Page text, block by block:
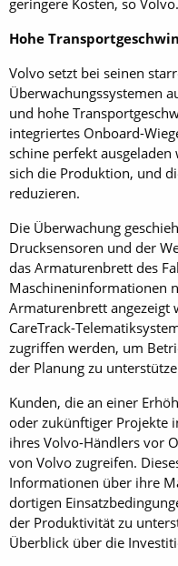
Hohe
Volvo setzt bei seinen
Überwachungssystemen
und hohe
integriertes ­On­board-
schine perfekt
sich die Produktion, und
reduzieren.
Die Überwachung
Drucksensoren und der
das Armaturenbrett des
Maschineninformationen
Armaturenbrett angezeigt
CareTrack-
zugriffen werden, um
der Planung zu
Kunden, die an einer
oder zukünftiger Projekte
ihres Volvo-Händlers vor
von Volvo zugreifen.
Informationen über ihre
dortigen
der Produktivität zu
Überblick über die